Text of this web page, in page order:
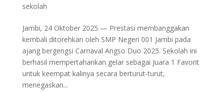
sekolah
Jambi, 24 Oktober 2025 — Prestasi membanggakan
kembali ditorehkan oleh SMP Negeri 001 Jambi pada
ajang bergengsi Carnaval Angso Duo 2025. Sekolah ini
berhasil mempertahankan gelar sebagai Juara 1 Favorit
untuk keempat kalinya secara berturut-turut,
menegaskan...